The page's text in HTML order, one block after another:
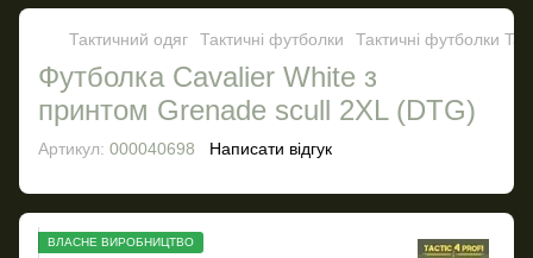
Тактичний одяг Тактичні футболки Тактичні футболки
Футболка Cavalier White з
принтом Grenade scull 2XL (DTG)
Артикул: 000040698 Написати відгук
ВЛАСНЕ ВИРОБНИЦТВО